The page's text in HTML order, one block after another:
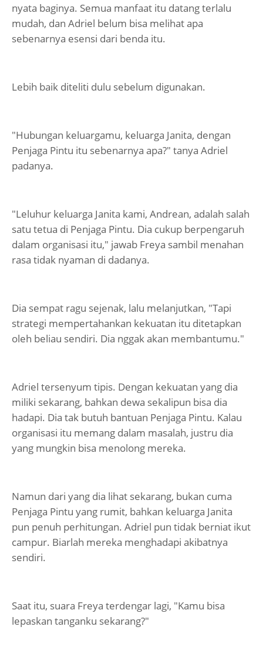
nyata baginya. Semua manfaat itu datang terlalu
mudah, dan Adriel belum bisa melihat apa
sebenarnya esensi dari benda itu.
Lebih baik diteliti dulu sebelum digunakan.
"Hubungan keluargamu, keluarga Janita, dengan
Penjaga Pintu itu sebenarnya apa?" tanya Adriel
padanya.
"Leluhur keluarga Janita kami, Andrean, adalah salah
satu tetua di Penjaga Pintu. Dia cukup berpengaruh
dalam organisasi itu," jawab Freya sambil menahan
rasa tidak nyaman di dadanya.
Dia sempat ragu sejenak, lalu melanjutkan, "Tapi
strategi mempertahankan kekuatan itu ditetapkan
oleh beliau sendiri. Dia nggak akan membantumu."
Adriel tersenyum tipis. Dengan kekuatan yang dia
miliki sekarang, bahkan dewa sekalipun bisa dia
hadapi. Dia tak butuh bantuan Penjaga Pintu. Kalau
organisasi itu memang dalam masalah, justru dia
yang mungkin bisa menolong mereka.
Namun dari yang dia lihat sekarang, bukan cuma
Penjaga Pintu yang rumit, bahkan keluarga Janita
pun penuh perhitungan. Adriel pun tidak berniat ikut
campur. Biarlah mereka menghadapi akibatnya
sendiri.
Saat itu, suara Freya terdengar lagi, "Kamu bisa
lepaskan tanganku sekarang?"